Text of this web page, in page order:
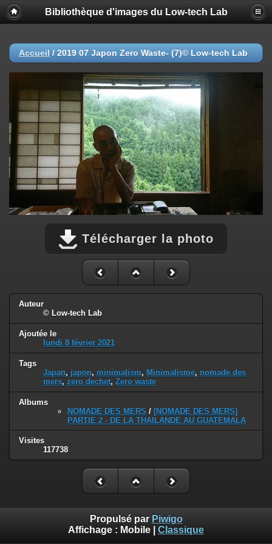
Bibliothèque d'images du Low-tech Lab
Accueil / 2019 07 Japon Zero Waste- (7)© Low-tech Lab
Télécharger la photo
Auteur
© Low-tech Lab
Ajoutée le
lundi 8 février 2021
Tags
Japan, japon, minimalism, Minimalisme, nomade des
mers, zero dechet, Zero waste
Albums
NOMADE DES MERS / [NOMADE DES MERS]
PARTIE 2 - DE LA THAILANDE AU GUATEMALA
Visites
117738
Propulsé par Piwigo
Affichage : Mobile Classique